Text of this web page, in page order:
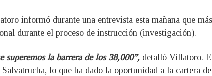
informó durante una entrevista esta mañana que
durante el proceso de instrucción (investigación).
superemos la barrera de los 38,000”, detalló Villatoro.
lo que ha dado la oportunidad a la cartera